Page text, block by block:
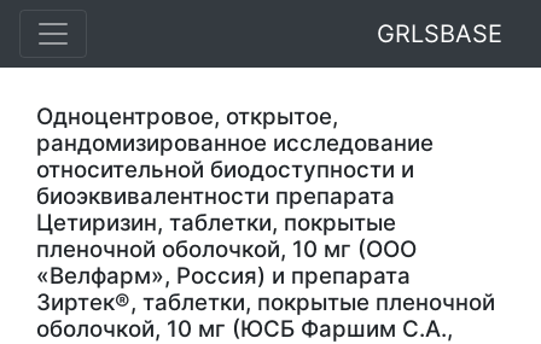
GRLSBASE
Одноцентровое, открытое,
рандомизированное исследование
относительной биодоступности и
биоэквивалентности препарата
Цетиризин, таблетки, покрытые
пленочной оболочкой, 10 мг (ООО
«Велфарм», Россия) и препарата
Зиртек®, таблетки, покрытые пленочной
оболочкой, 10 мг (ЮСБ Фаршим С.А.,